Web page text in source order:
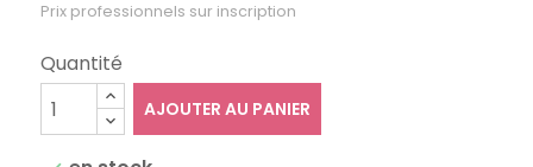
Prix professionnels sur inscription
Quantité
AJOUTER AU PANIER